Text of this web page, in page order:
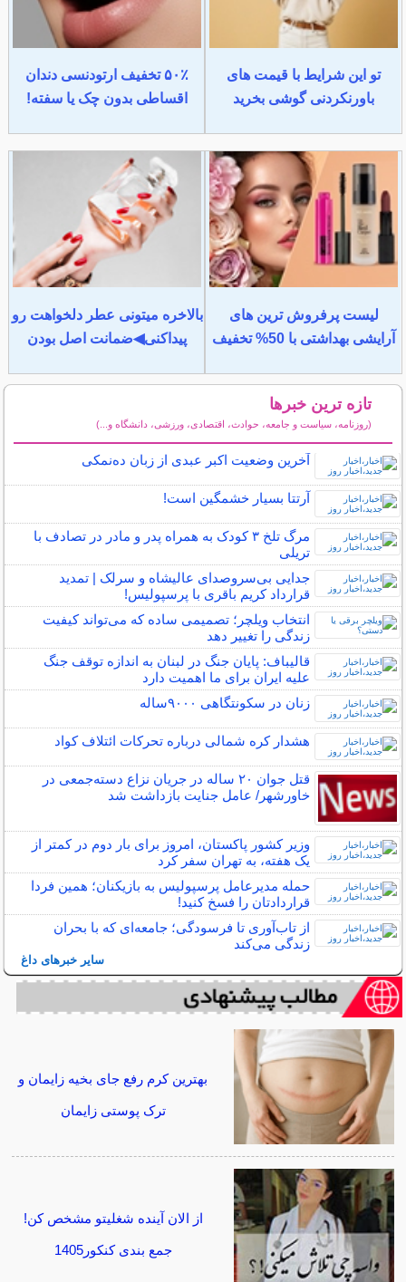
تو این شرایط با قیمت های
باورنکردنی گوشی بخرید
۵۰٪ تخفیف ارتودنسی دندان
اقساطی بدون چک یا سفته!
لیست پرفروش ترین های
آرایشی بهداشتی با 50% تخفیف
بالاخره میتونی عطر دلخواهت رو
پیداکنی◀ضمانت اصل بودن
تازه ترین خبرها
(روزنامه، سیاست و جامعه، حوادث، اقتصادی، ورزشی، دانشگاه و...)
آخرین وضعیت اکبر عبدی از زبان ده‌نمکی
آرتتا بسیار خشمگین است!
مرگ تلخ ۳ کودک به همراه پدر و مادر در تصادف با
تریلی
جدایی بی‌سرو‌صدای عالیشاه و سرلک | تمدید
قرارداد کریم باقری با پرسپولیس!
انتخاب ویلچر؛ تصمیمی ساده که می‌تواند کیفیت
زندگی را تغییر دهد
قالیباف: پایان جنگ در لبنان به اندازه توقف جنگ
علیه ایران برای ما اهمیت دارد
زنان در سکونتگاهی ۹۰۰۰ساله
هشدار کره شمالی درباره تحرکات ائتلاف کواد
قتل جوان ۲۰ ساله در جریان نزاع دسته‌جمعی در
خاورشهر/ عامل جنایت بازداشت شد
وزیر کشور پاکستان، امروز برای بار دوم در کمتر از
یک هفته، به تهران سفر کرد
حمله مدیرعامل پرسپولیس به بازیکنان؛ همین فردا
قراردادتان را فسخ کنید!
از تاب‌آوری تا فرسودگی؛ جامعه‌ای که با بحران
زندگی می‌کند
سایر خبرهای داغ
بهترین کرم رفع جای بخیه زایمان و
ترک پوستی زایمان
از الان آینده شغلیتو مشخص کن!
جمع بندی کنکور1405